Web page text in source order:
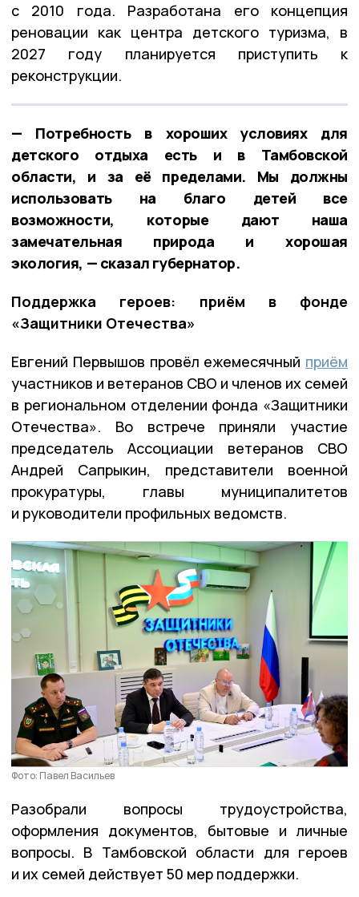
с 2010 года. Разработана его концепция
реновации как центра детского туризма, в
2027 году планируется приступить к
реконструкции.
— Потребность в хороших условиях для
детского отдыха есть и в Тамбовской
области, и за её пределами. Мы должны
использовать на благо детей все
возможности, которые дают наша
замечательная природа и хорошая
экология, — сказал губернатор.
Поддержка героев: приём в фонде
«Защитники Отечества»
Евгений Первышов провёл ежемесячный приём
участников и ветеранов СВО и членов их семей
в региональном отделении фонда «Защитники
Отечества». Во встрече приняли участие
председатель Ассоциации ветеранов СВО
Андрей Сапрыкин, представители военной
прокуратуры, главы муниципалитетов
и руководители профильных ведомств.
Фото: Павел Васильев
Разобрали вопросы трудоустройства,
оформления документов, бытовые и личные
вопросы. В Тамбовской области для героев
и их семей действует 50 мер поддержки.